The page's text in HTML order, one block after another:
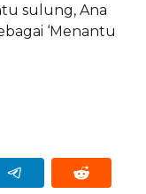
sulung, Ana
‘Menantu